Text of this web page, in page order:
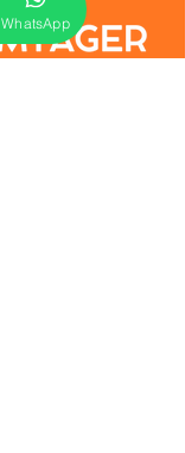
WhatsApp